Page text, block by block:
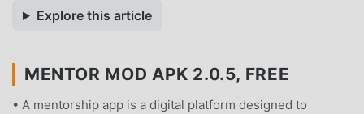
Explore this article
MENTOR MOD APK 2.0.5, FREE
• A mentorship app is a digital platform designed to